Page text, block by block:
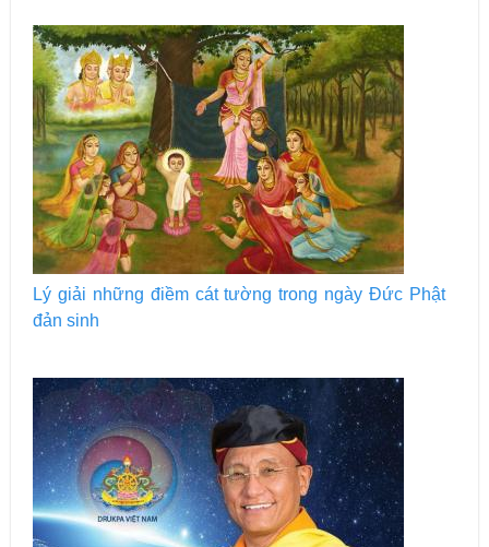
Lý giải những điềm cát tường trong ngày Đức Phật
đản sinh